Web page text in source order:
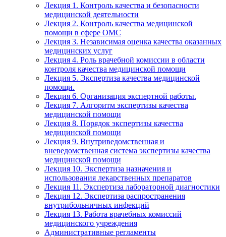
Лекция 1. Контроль качества и безопасности
медицинской деятельности
Лекция 2. Контроль качества медицинской
помощи в сфере ОМС
Лекция 3. Независимая оценка качества оказанных
медицинских услуг
Лекция 4. Роль врачебной комиссии в области
контроля качества медицинской помощи
Лекция 5. Экспертиза качества медицинской
помощи.
Лекция 6. Организация экспертной работы.
Лекция 7. Алгоритм экспертизы качества
медицинской помощи
Лекция 8. Порядок экспертизы качества
медицинской помощи
Лекция 9. Внутриведомственная и
вневедомственная система экспертизы качества
медицинской помощи
Лекция 10. Экспертиза назначения и
использования лекарственных препаратов
Лекция 11. Экспертиза лабораторной диагностики
Лекция 12. Экспертиза распространения
внутрибольничных инфекций
Лекция 13. Работа врачебных комиссий
медицинского учреждения
Административные регламенты